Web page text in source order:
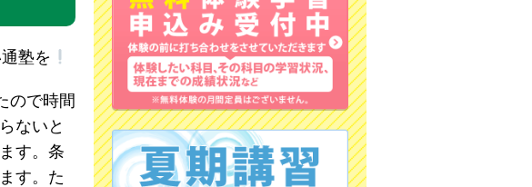
塾を
ので時間
ないと
す。条
す。た